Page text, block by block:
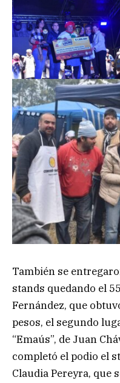
También se
stands quedando el
Fernández, que
pesos, el segundo
“Emaús”, de Juan
completó el podio el
Claudia Pereyra, que